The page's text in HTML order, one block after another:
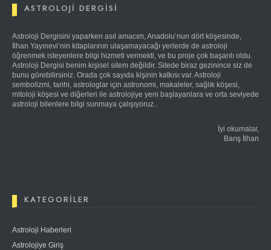
ASTROLOJI DERGISI
Astroloji Dergisini yaparken asıl amacım, Anadolu’nun dört köşesinde,
İlhan Yayınevi’nin kitaplarının ulaşamayacağı yerlerde de astroloji
öğrenmek isteyenlere bilgi hizmeti vermekti, ve bu proje çok başarılı oldu.
Astroloji Dergisi benim kişisel sitem değildir. Sitede biraz gezinince siz de
bunu görebilirsiniz. Orada çok sayıda kişinin katkısı var. Astroloji
sembolizmi, tarihi, astrologlar için astronomi, makaleler, sağlık köşesi,
mitoloji köşesi ve diğerleri ile astrolojiye yeni başlayanlara ve orta seviyede
astroloji bilenlere bilgi sunmaya çalışıyoruz..
İyi okumalar,
Barış İlhan
KATEGORILER
Astroloji Haberleri
Astrolojiye Giriş